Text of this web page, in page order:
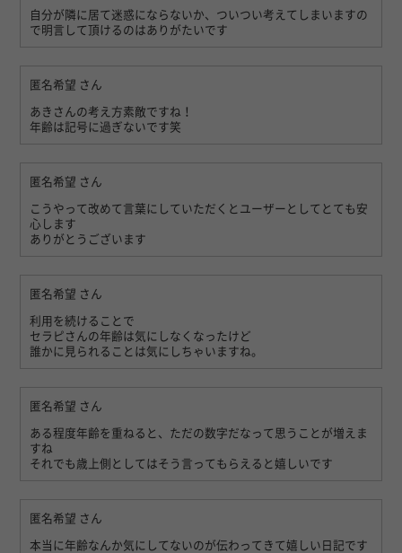
自分が隣に居て迷惑にならないか、ついつい考えてしまいますの
で明言して頂けるのはありがたいです
匿名希望 さん
あきさんの考え方素敵ですね！
年齢は記号に過ぎないです笑
匿名希望 さん
こうやって改めて言葉にしていただくとユーザーとしてとても安
心します
ありがとうございます
匿名希望 さん
利用を続けることで
セラピさんの年齢は気にしなくなったけど
誰かに見られることは気にしちゃいますね。
匿名希望 さん
ある程度年齢を重ねると、ただの数字だなって思うことが増えま
すね
それでも歳上側としてはそう言ってもらえると嬉しいです
匿名希望 さん
本当に年齢なんか気にしてないのが伝わってきて嬉しい日記です